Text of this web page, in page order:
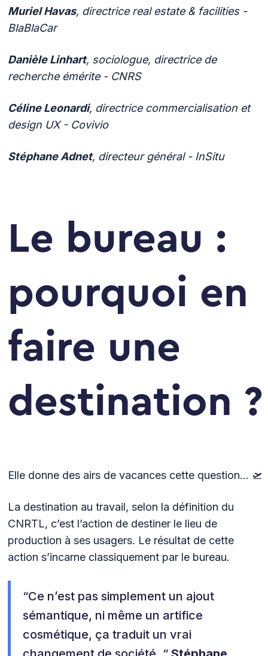
Muriel Havas, directrice real estate & facilities -
BlaBlaCar
Danièle Linhart, sociologue, directrice de
recherche émérite - CNRS
Céline Leonardi, directrice commercialisation et
design UX - Covivio
Stéphane Adnet, directeur général - InSitu
Le bureau :
pourquoi en
faire une
destination ?
Elle donne des airs de vacances cette question… 🛫
La destination au travail, selon la définition du
CNRTL, c’est l’action de destiner le lieu de
production à ses usagers. Le résultat de cette
action s’incarne classiquement par le bureau.
“Ce n’est pas simplement un ajout
sémantique, ni même un artifice
cosmétique, ça traduit un vrai